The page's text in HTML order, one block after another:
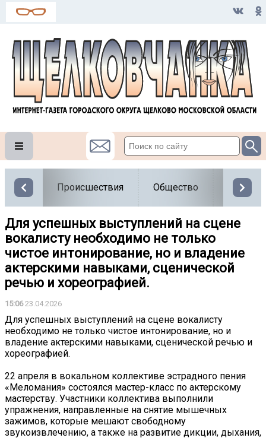
Происшествия Общество Власть
Для успешных выступлений на сцене
вокалисту необходимо не только
чистое интонирование, но и владение
актерскими навыками, сценической
речью и хореографией.
15:0623.04.2026
Для успешных выступлений на сцене вокалисту
необходимо не только чистое интонирование, но и
владение актерскими навыками, сценической речью и
хореографией.
22 апреля в вокальном коллективе эстрадного пения
«Меломания» состоялся мастер-класс по актерскому
мастерству. Участники коллектива выполнили
упражнения, направленные на снятие мышечных
зажимов, которые мешают свободному
звукоизвлечению, а также на развитие дикции, дыхания,